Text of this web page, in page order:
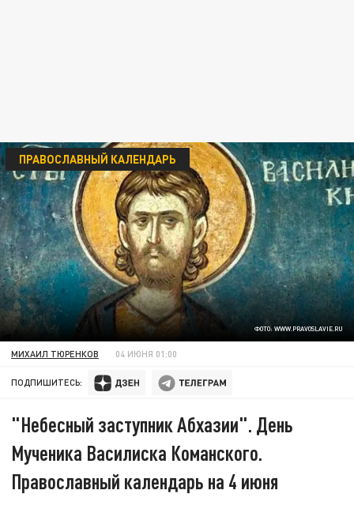
ФОТО: WWW.PRAVOSLAVIE.RU
ПРАВОСЛАВНЫЙ КАЛЕНДАРЬ
МИХАИЛ ТЮРЕНКОВ 04 ИЮНЯ 01:00
ПОДПИШИТЕСЬ:
"Небесный заступник Абхазии". День
Мученика Василиска Команского.
Православный календарь на 4 июня